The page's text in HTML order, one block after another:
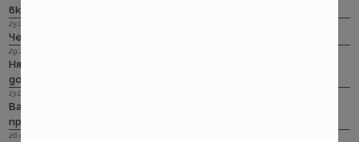
включително и при задължителната трудова.
25.08.2022 г.
Черно бялото ще е новото зелено и у нас. Дали?
29.12.2018 г.
Няма да работим на 31-ви. Весело посрещане на една по -
добра година.
13.08.2018 г.
Важно! Вашата полица в Олимпик трябва да бъде
прекратена на 17.08.2018г
26.07.2018 г.